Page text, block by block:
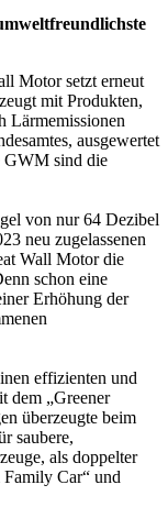
Motor setzt erneut
mit Produkten,
Lärmemissionen
ausgewertet
GWM sind die
von nur 64 Dezibel
neu zugelassenen
Wall Motor die
schon eine
Erhöhung der
effizienten und
dem „Greener
überzeugte beim
saubere,
als doppelter
Car“ und